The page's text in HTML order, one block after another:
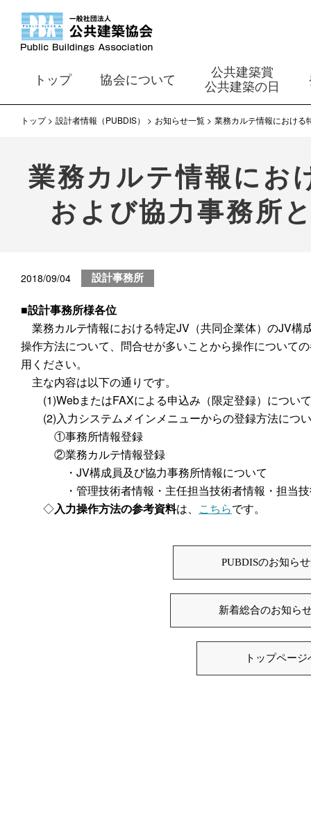
トップ 協会について
公共建築賞
公共建築の日
トップ 設計者情報（PUBDIS） お知らせ一覧 業務カルテ情報における
業務カルテ情報にお
および協力事務所
2018/09/04 設計事務所
■設計事務所様各位
業務カルテ情報における特定JV（共同企業体）のJV構
操作方法について、問合せが多いことから操作について
用ください。
主な内容は以下の通りです。
(1)WebまたはFAXによる申込み（限定登録）について
(2)入力システムメインメニューからの登録方法につ
①事務所情報登録
②業務カルテ情報登録
・JV構成員及び協力事務所情報について
・管理技術者情報・主任担当技術者情報・担当技
◇入力操作方法の参考資料は、 こちらです。
PUBDISのお知ら
新着総合のお知ら
トップページ